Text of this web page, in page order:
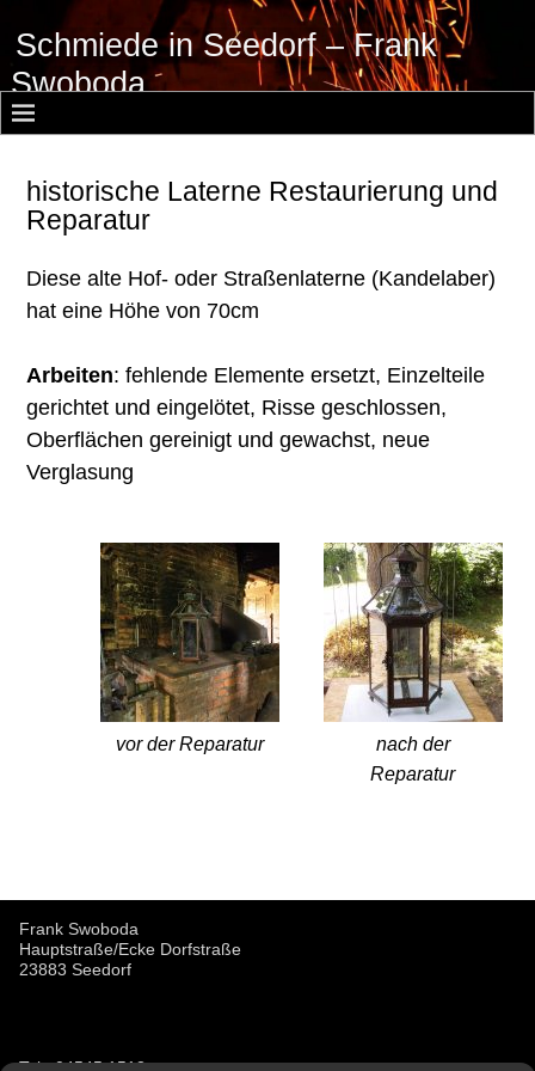
Schmiede in Seedorf – Frank
Swoboda
historische Laterne Restaurierung und
Reparatur
Diese alte Hof- oder Straßenlaterne (Kandelaber)
hat eine Höhe von 70cm
Arbeiten: fehlende Elemente ersetzt, Einzelteile
gerichtet und eingelötet, Risse geschlossen,
Oberflächen gereinigt und gewachst, neue
Verglasung
nach der
Reparatur
vor der Reparatur
Frank Swoboda
Hauptstraße/Ecke Dorfstraße
23883 Seedorf